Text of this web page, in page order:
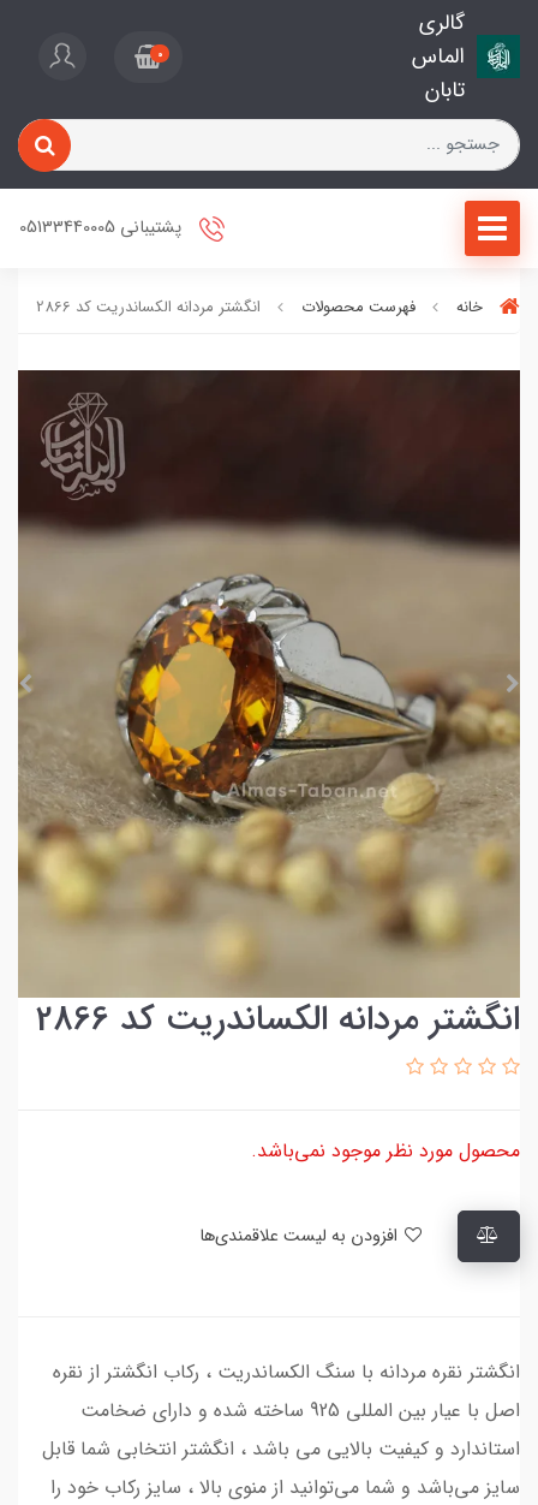
گالری
الماس
تابان
0
پشتیبانی 05133440005
خانه فهرست محصولات انگشتر مردانه الکساندریت کد 2866
انگشتر مردانه الکساندریت کد 2866
محصول مورد نظر موجود نمی‌باشد.
انگشتر نقره مردانه با سنگ الکساندریت ، رکاب انگشتر از نقره
اصل با عیار بین المللی 925 ساخته شده و دارای ضخامت
استاندارد و کیفیت بالایی می‌ باشد ، انگشتر انتخابی شما قابل
سایز می‌باشد و شما می‌توانید از منوی بالا ، سایز رکاب خود را